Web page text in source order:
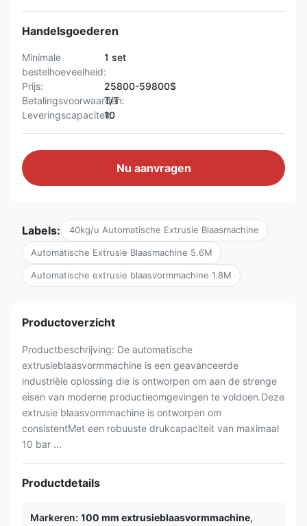
Handelsgoederen
Minimale
bestelhoeveelheid:
1 set
Prijs:
25800-59800$
Betalingsvoorwaarden:
T/T
Leveringscapaciteit:
10
Nu aanvragen
Labels: 40kg/u Automatische Extrusie Blaasmachine
Automatische Extrusie Blaasmachine 5.6M
Automatische extrusie blaasvormmachine 1.8M
Productoverzicht
Productbeschrijving: De automatische
extrusieblaasvormmachine is een geavanceerde
industriële oplossing die is ontworpen om aan de strenge
eisen van moderne productieomgevingen te voldoen.Deze
extrusie blaasvormmachine is ontworpen om
consistentMet een robuuste drukcapaciteit van maximaal
10 bar ...
Productdetails
Markeren: 100 mm extrusieblaasvormmachine,